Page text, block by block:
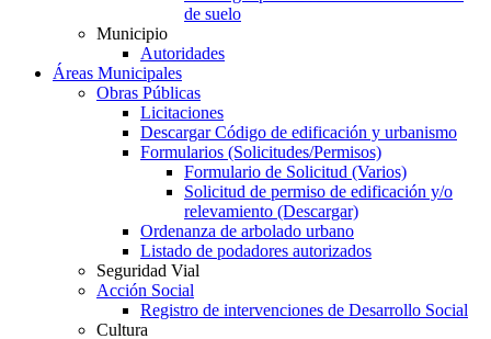
de suelo
Municipio
Autoridades
Áreas Municipales
Obras Públicas
Licitaciones
Descargar Código de edificación y urbanismo
Formularios (Solicitudes/Permisos)
Formulario de Solicitud (Varios)
Solicitud de permiso de edificación y/o
relevamiento (Descargar)
Ordenanza de arbolado urbano
Listado de podadores autorizados
Seguridad Vial
Acción Social
Registro de intervenciones de Desarrollo Social
Cultura